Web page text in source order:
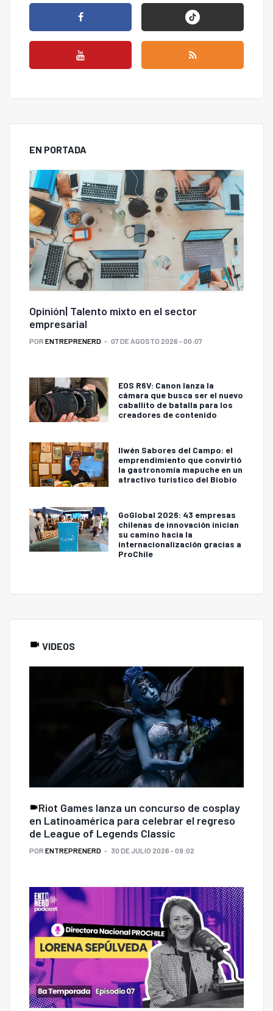
EN PORTADA
Opinión| Talento mixto en el sector
empresarial
POR ENTREPRENERD 07 DE AGOSTO 2026 - 00:07
EOS R6V: Canon lanza la
cámara que busca ser el nuevo
caballito de batalla para los
creadores de contenido
Ilwén Sabores del Campo: el
emprendimiento que convirtió
la gastronomía mapuche en un
atractivo turístico del Biobío
GoGlobal 2026: 43 empresas
chilenas de innovación inician
su camino hacia la
internacionalización gracias a
ProChile
VIDEOS
Riot Games lanza un concurso de cosplay
en Latinoamérica para celebrar el regreso
de League of Legends Classic
POR ENTREPRENERD 30 DE JULIO 2026 - 09:02